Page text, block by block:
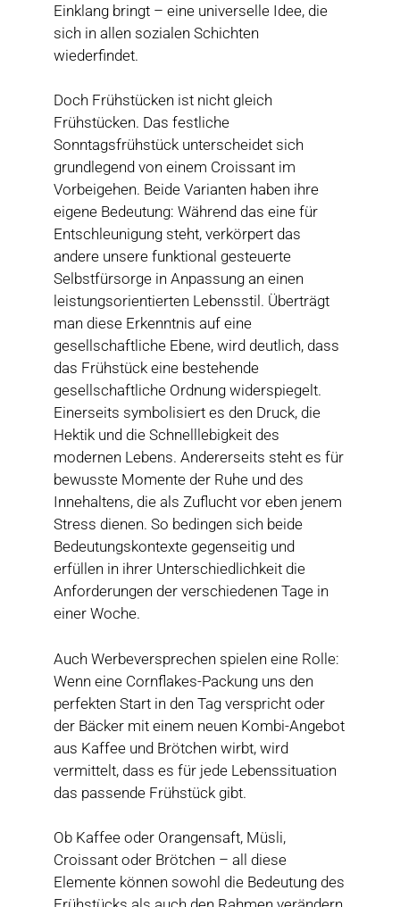
Einklang bringt – eine universelle Idee, die
sich in allen sozialen Schichten
wiederfindet.
Doch Frühstücken ist nicht gleich
Frühstücken. Das festliche
Sonntagsfrühstück unterscheidet sich
grundlegend von einem Croissant im
Vorbeigehen. Beide Varianten haben ihre
eigene Bedeutung: Während das eine für
Entschleunigung steht, verkörpert das
andere unsere funktional gesteuerte
Selbstfürsorge in Anpassung an einen
leistungsorientierten Lebensstil. Überträgt
man diese Erkenntnis auf eine
gesellschaftliche Ebene, wird deutlich, dass
das Frühstück eine bestehende
gesellschaftliche Ordnung widerspiegelt.
Einerseits symbolisiert es den Druck, die
Hektik und die Schnelllebigkeit des
modernen Lebens. Andererseits steht es für
bewusste Momente der Ruhe und des
Innehaltens, die als Zuflucht vor eben jenem
Stress dienen. So bedingen sich beide
Bedeutungskontexte gegenseitig und
erfüllen in ihrer Unterschiedlichkeit die
Anforderungen der verschiedenen Tage in
einer Woche.
Auch Werbeversprechen spielen eine Rolle:
Wenn eine Cornflakes-Packung uns den
perfekten Start in den Tag verspricht oder
der Bäcker mit einem neuen Kombi-Angebot
aus Kaffee und Brötchen wirbt, wird
vermittelt, dass es für jede Lebenssituation
das passende Frühstück gibt.
Ob Kaffee oder Orangensaft, Müsli,
Croissant oder Brötchen – all diese
Elemente können sowohl die Bedeutung des